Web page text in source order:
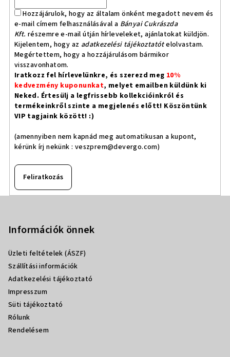
Hozzájárulok, hogy az általam önként megadott nevem és
e-mail címem felhasználásával a Bányai Cukrászda
Kft. részemre e-mail útján hírleveleket, ajánlatokat küldjön.
Kijelentem, hogy az adatkezelési tájékoztatótelolvastam.
Megértettem, hogy a hozzájárulásom bármikor
visszavonhatom.
Iratkozz fel hírlevelünkre, és szerezd meg 10%
kedvezmény kuponunkat, melyet emailben küldünk ki
Neked. Értesülj a legfrissebb kollekcióinkról és
termékeinkről szinte a megjelenés előtt! Köszöntünk
VIP tagjaink között! :)
(amennyiben nem kapnád meg automatikusan a kupont,
kérünk írj nekünk : veszprem@devergo.com)
Feliratkozás
Információk önnek
Üzleti feltételek (ÁSZF)
Szállítási információk
Adatkezelési tájékoztató
Impresszum
Süti tájékoztató
Rólunk
Rendelésem